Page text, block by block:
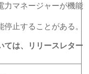
力マネージャーが機能
止することがある。
ては、リリースレター